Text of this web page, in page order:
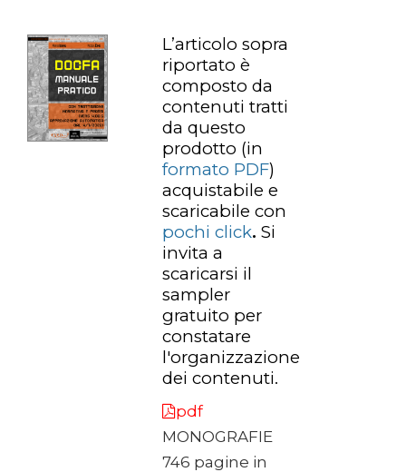
L’articolo sopra
riportato è
composto da
contenuti tratti
da questo
prodotto (in
formato PDF)
acquistabile e
scaricabile con
pochi click. Si
invita a
scaricarsi il
sampler
gratuito per
constatare
l'organizzazione
dei contenuti.
pdf
MONOGRAFIE
746 pagine in